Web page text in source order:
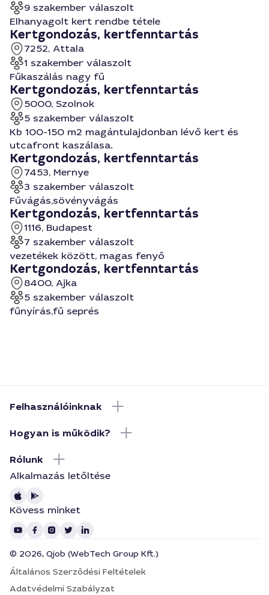
9 szakember válaszolt
Elhanyagolt kert rendbe tétele
Kertgondozás, kertfenntartás
7252, Attala
1 szakember válaszolt
Fűkaszálás nagy fű
Kertgondozás, kertfenntartás
5000, Szolnok
5 szakember válaszolt
Kb 100-150 m2 magántulajdonban lévő kert és
utcafront kaszálasa.
Kertgondozás, kertfenntartás
7453, Mernye
3 szakember válaszolt
Fűvágás,sövényvágás
Kertgondozás, kertfenntartás
1116, Budapest
7 szakember válaszolt
vezetékek között, magas fenyő
Kertgondozás, kertfenntartás
8400, Ajka
5 szakember válaszolt
fűnyírás,fű seprés
Felhasználóinknak
Hogyan is működik?
Rólunk
Alkalmazás letőltése
Kövess minket
© 2026, Qjob (WebTech Group Kft.)
Általános Szerződési Feltételek
Adatvédelmi Szabályzat